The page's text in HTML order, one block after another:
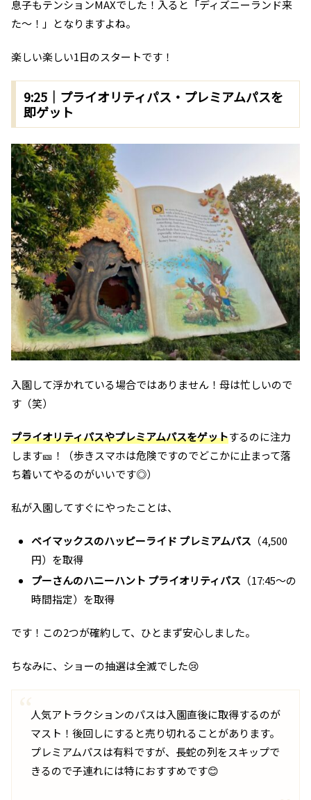
息子もテンションMAXでした！入ると「ディズニーランド来
た～！」となりますよね。
楽しい楽しい1日のスタートです！
9:25｜プライオリティパス・プレミアムパスを
即ゲット
入園して浮かれている場合ではありません！母は忙しいので
す（笑）
プライオリティパスやプレミアムパスをゲットするのに注力
します🎫！（歩きスマホは危険ですのでどこかに止まって落
ち着いてやるのがいいです◎）
私が入園してすぐにやったことは、
ベイマックスのハッピーライド プレミアムパス （4,500
円）を取得
プーさんのハニーハント プライオリティパス （17:45〜の
時間指定）を取得
です！この2つが確約して、ひとまず安心しました。
ちなみに、ショーの抽選は全滅でした😢
人気アトラクションのパスは入園直後に取得するのが
マスト！後回しにすると売り切れることがあります。
プレミアムパスは有料ですが、長蛇の列をスキップで
きるので子連れには特におすすめです😊